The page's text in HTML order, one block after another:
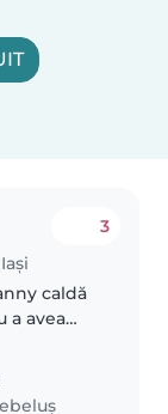
3
caldă
a avea
se joace